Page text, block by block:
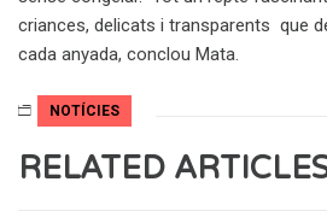
criances, delicats i transparents que
cada anyada, conclou Mata.
NOTÍCIES
RELATED